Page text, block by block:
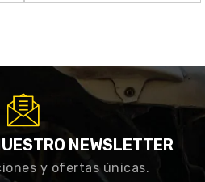
NEWSLETTER
y ofertas únicas.